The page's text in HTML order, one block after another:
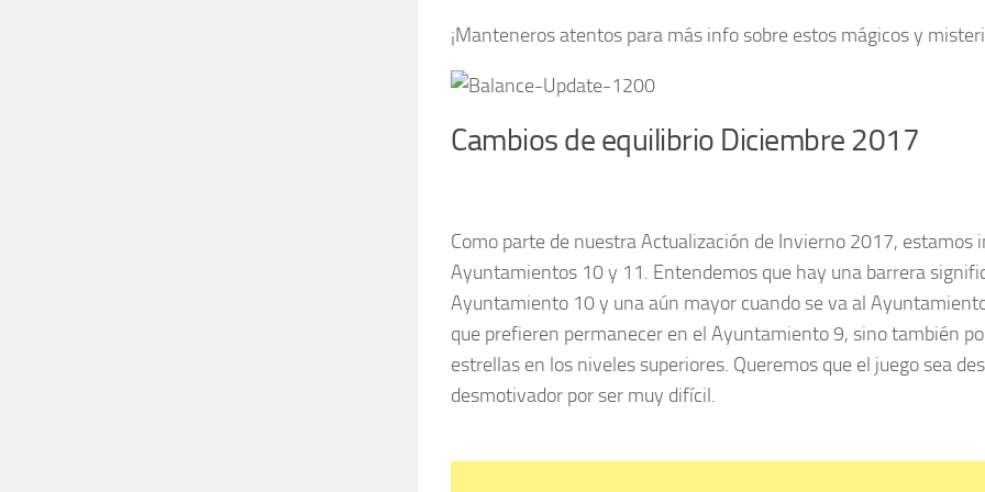
¡Manteneros atentos para más info sobre estos mágicos y
Cambios de equilibrio Diciembre 2017
Como parte de nuestra Actualización de Invierno 2017,
Ayuntamientos 10 y 11. Entendemos que hay una barrera
Ayuntamiento 10 y una aún mayor cuando se va al
que prefieren permanecer en el Ayuntamiento 9, sino también
estrellas en los niveles superiores. Queremos que el juego sea
desmotivador por ser muy difícil.